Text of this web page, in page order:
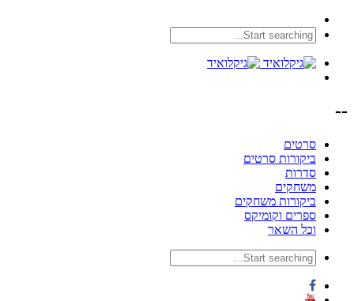
--
סרטים
ביקורות סרטים
סדרות
משחקים
ביקורות משחקים
ספרים וקומיקס
וכל השאר